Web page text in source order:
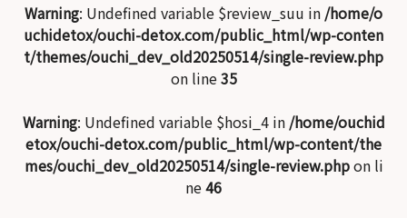
Warning: Undefined variable $review_suu in /home/o
uchidetox/ouchi-detox.com/public_html/wp-conten
t/themes/ouchi_dev_old20250514/single-review.php
on line35
Warning: Undefined variable $hosi_4 in /home/ouchid
etox/ouchi-detox.com/public_html/wp-content/the
mes/ouchi_dev_old20250514/single-review.phpon li
ne46